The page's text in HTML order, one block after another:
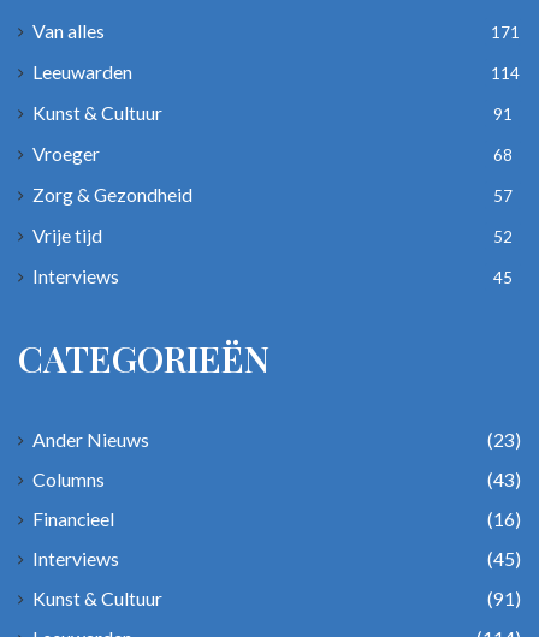
Van alles 171
Leeuwarden 114
Kunst & Cultuur 91
Vroeger 68
Zorg & Gezondheid 57
Vrije tijd 52
Interviews 45
CATEGORIEËN
Ander Nieuws
(23)
Columns
(43)
Financieel
(16)
Interviews
(45)
Kunst & Cultuur
(91)